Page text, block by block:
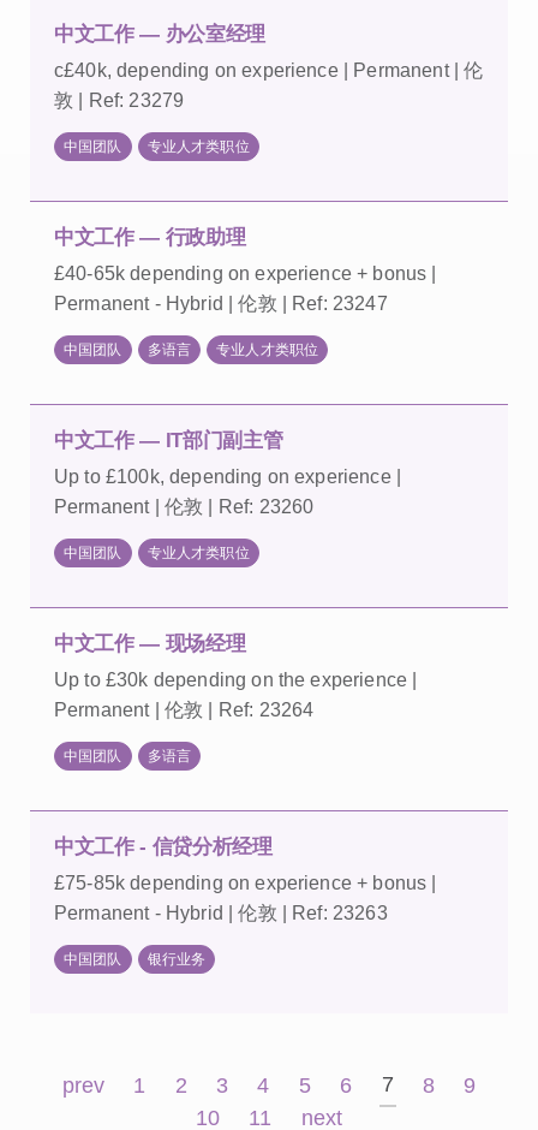
中文工作 — 办公室经理
c£40k, depending on experience | Permanent | 伦
敦 | Ref: 23279
中国团队 专业人才类职位
中文工作 — 行政助理
£40-65k depending on experience + bonus |
Permanent - Hybrid | 伦敦 | Ref: 23247
中国团队 多语言 专业人才类职位
中文工作 — IT部门副主管
Up to £100k, depending on experience |
Permanent | 伦敦 | Ref: 23260
中国团队 专业人才类职位
中文工作 — 现场经理
Up to £30k depending on the experience |
Permanent | 伦敦 | Ref: 23264
中国团队 多语言
中文工作 - 信贷分析经理
£75-85k depending on experience + bonus |
Permanent - Hybrid | 伦敦 | Ref: 23263
中国团队 银行业务
prev 1 2 3 4 5 6 7 8
9
10
11 next